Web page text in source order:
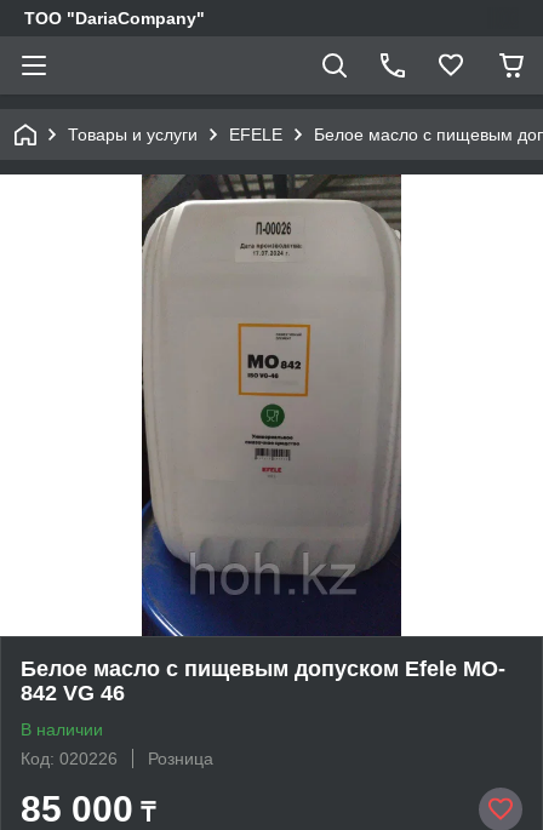
TOO "DariaCompany"
Товары и услуги EFELE Белое масло с пищевым
Белое масло с пищевым допуском Efele MO-
842 VG 46
В наличии
Код: 020226
Розница
85 000 ₸